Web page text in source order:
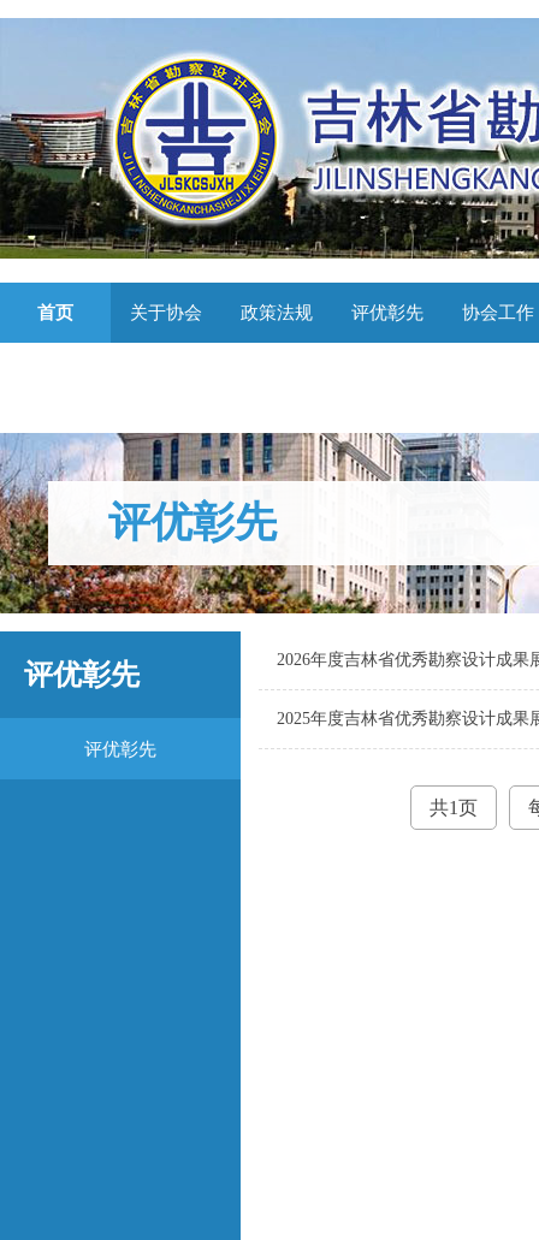
首页 关于协会 政策法规 评优彰先 协会工作
评优彰先
评优彰先
评优彰先
2026年度吉林省优秀勘察设计成果
2025年度吉林省优秀勘察设计成果
共1页